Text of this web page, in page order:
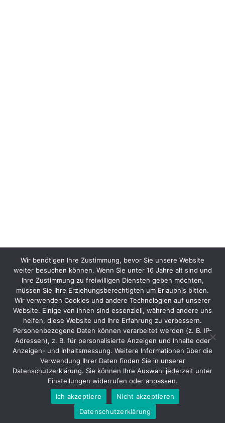
Wir benötigen Ihre Zustimmung, bevor Sie unsere Website
weiter besuchen können. Wenn Sie unter 16 Jahre alt sind und
Ihre Zustimmung zu freiwilligen Diensten geben möchten,
müssen Sie Ihre Erziehungsberechtigten um Erlaubnis bitten.
Wir verwenden Cookies und andere Technologien auf unserer
Website. Einige von ihnen sind essenziell, während andere uns
helfen, diese Website und Ihre Erfahrung zu verbessern.
Personenbezogene Daten können verarbeitet werden (z. B. IP-
Adressen), z. B. für personalisierte Anzeigen und Inhalte oder
Anzeigen- und Inhaltsmessung. Weitere Informationen über die
Verwendung Ihrer Daten finden Sie in unserer
Datenschutzerklärung. Sie können Ihre Auswahl jederzeit unter
Einstellungen widerrufen oder anpassen.
Ich akzeptiere
Nicht akzeptieren
Datenschutzerklärung